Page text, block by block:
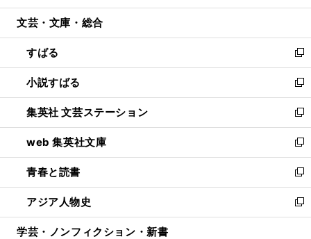
開
ウ
開
く
ン
ウ
で
開
く
ウ
ン
ド
ウ
で
開
く
文芸・文庫・総合
すばる
新
し
い
ウ
ィ
ン
ド
ウ
で
開
く
小説すばる
新
し
い
ウ
ィ
ン
ド
ウ
で
開
集英社 文芸ステーション
新
し
い
ウ
ィ
ン
ド
ウ
web 集英社文庫
新
し
い
ウ
ィ
ン
青春と読書
新
し
い
ウ
アジア人物史
新
し
学芸・ノンフィクション・新書